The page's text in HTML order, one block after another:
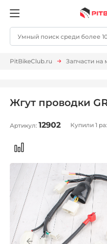
PitBikeClub.ru Запчасти на
Жгут проводки
Артикул: 12902 Купили 1